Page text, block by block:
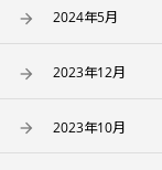
2024年5月
2023年12月
2023年10月